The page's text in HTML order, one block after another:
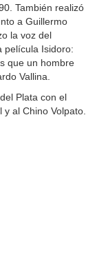
También realizó
a Guillermo
la voz del
película Isidoro:
que un hombre
Vallina.
Plata con el
al Chino Volpato.